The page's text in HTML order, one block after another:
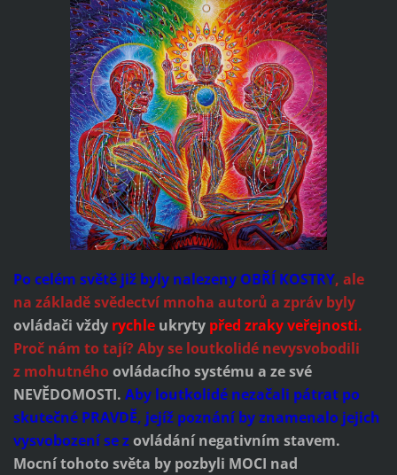
Po celém světě již byly nalezeny OBŘÍ KOSTRY, ale
na základě svědectví mnoha autorů a zpráv byly
ovládači vždy rychle ukrytypřed zraky veřejnosti.
Proč nám to tají? Aby se loutkolidé nevysvobodili
z mohutného ovládacího systému a ze své
NEVĚDOMOSTI. Aby loutkolidé nezačali pátrat po
skutečné PRAVDĚ, jejíž poznání by znamenalo jejich
vysvobození se zovládání negativním stavem.
Mocní tohoto světa by pozbyli MOCI nad